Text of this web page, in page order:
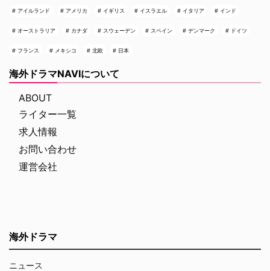
アイルランド アメリカ イギリス イスラエル イタリア インド
オーストラリア カナダ スウェーデン スペイン デンマーク ドイツ
フランス メキシコ 北欧 日本
海外ドラマNAVIについて
ABOUT
ライター一覧
求人情報
お問い合わせ
運営会社
海外ドラマ
ニュース